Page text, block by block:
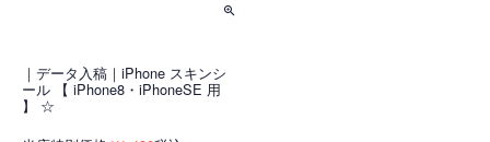
｜データ入稿｜iPhone スキンシ
ール 【 iPhone8・iPhoneSE 用
】 ☆